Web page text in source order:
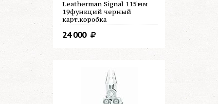
Leatherman Signal 115мм
19функций черный
карт.коробка
24 000